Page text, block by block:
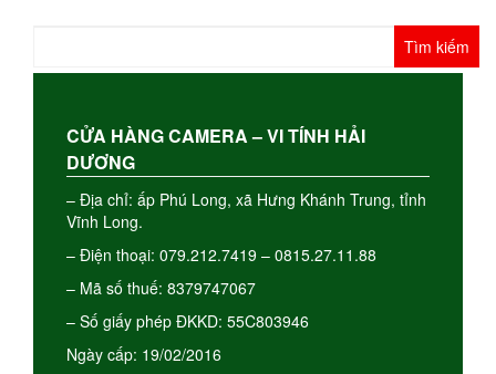
cho:
CỬA HÀNG CAMERA – VI TÍNH HẢI
DƯƠNG
– Địa chỉ: ấp Phú Long, xã Hưng Khánh Trung, tỉnh
Vĩnh Long.
– Điện thoại: 079.212.7419 – 0815.27.11.88
– Mã số thuế: 8379747067
– Số giấy phép ĐKKD: 55C803946
Ngày cấp: 19/02/2016